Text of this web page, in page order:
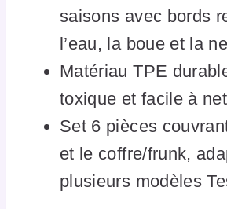
saisons avec bords
l’eau, la boue et la
Matériau TPE
toxique et facile à
Set 6 pièces
et le coffre/frunk,
plusieurs modèles